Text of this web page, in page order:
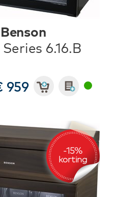
Benson
6.16.B
959